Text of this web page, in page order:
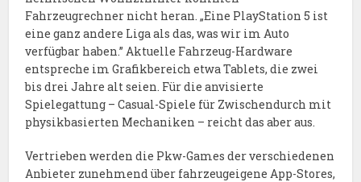
Fahrzeugrechner nicht heran. „Eine PlayStation 5 ist
eine ganz andere Liga als das, was wir im Auto
verfügbar haben.” Aktuelle Fahrzeug-Hardware
entspreche im Grafikbereich etwa Tablets, die zwei
bis drei Jahre alt seien. Für die anvisierte
Spielegattung – Casual-Spiele für Zwischendurch mit
physikbasierten Mechaniken – reicht das aber aus.
Vertrieben werden die Pkw-Games der verschiedenen
Anbieter zunehmend über fahrzeugeigene App-Stores,